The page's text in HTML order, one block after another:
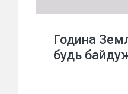
Година
будь